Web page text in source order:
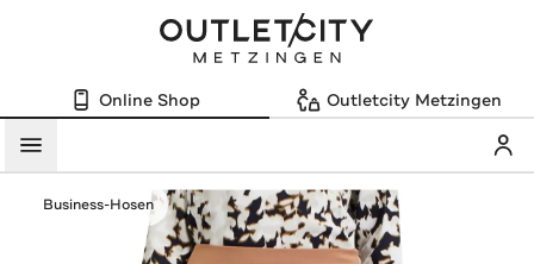
Online Shop Outletcity Metzingen
Menü
Business-Hosen